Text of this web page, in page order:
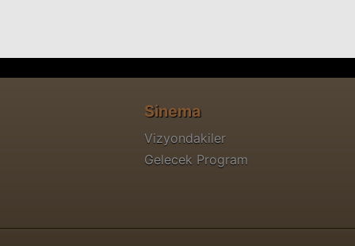
Sinema
Vizyondakiler
Gelecek Program